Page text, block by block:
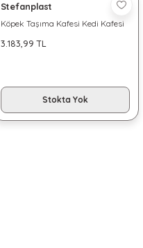
Stefanplast
Köpek Taşıma Kafesi Kedi Kafesi
3.183,99 TL
Stokta Yok